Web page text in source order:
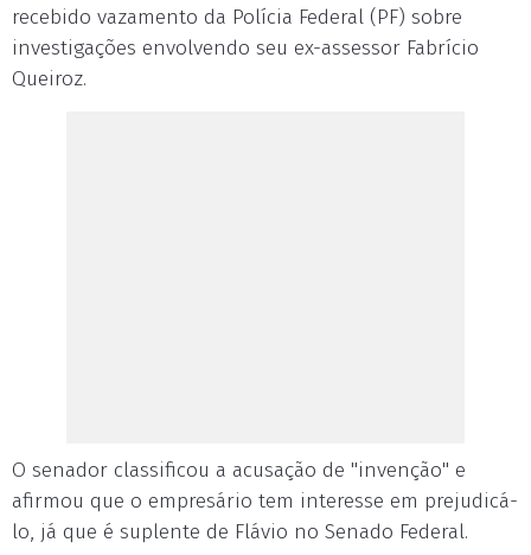
recebido vazamento da Polícia Federal (PF) sobre
investigações envolvendo seu ex-assessor Fabrício
Queiroz.
O senador classificou a acusação de "invenção" e
afirmou que o empresário tem interesse em prejudicá-
lo, já que é suplente de Flávio no Senado Federal.